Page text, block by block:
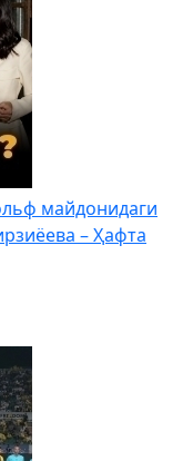
майдонидаги
– Ҳафта